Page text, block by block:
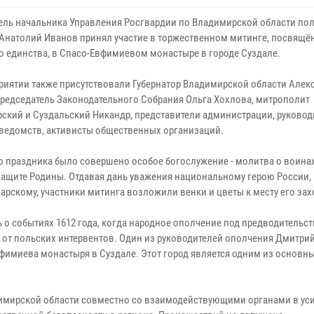
начальника Управления Росгвардии по Владимирской области
Иванов принял участие в торжественном митинге,
единства, в Спасо-Евфимиевом монастыре в городе Суздале.
также присутствовали Губернатор Владимирской области
Законодательного Собрания Ольга Хохлова, митрополит
и Суздальский Никандр, представители администрации,
активисты общественных организаций.
праздника было совершено особое богослужение - молитва о
Родины. Отдавая дань уважения национальному герою России,
участники митинга возложили венки и цветы к месту его
1612 года, когда народное ополчение под
польских интервентов. Один из руководителей ополчения
монастыря в Суздале. Этот город является одним из
области совместно со взаимодействующими органами в